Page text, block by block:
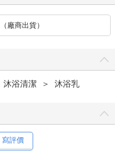
廠商出貨）
沐浴清潔 ＞ 沐浴乳
寫評價